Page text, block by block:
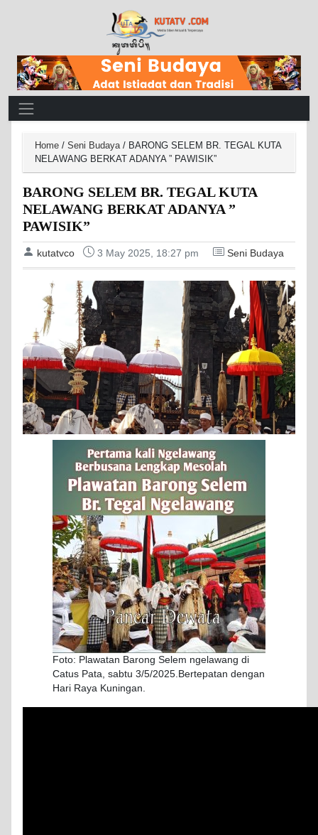
Main Navigation
Home / Seni Budaya / BARONG SELEM BR. TEGAL KUTA
NELAWANG BERKAT ADANYA ” PAWISIK”
BARONG SELEM BR. TEGAL KUTA
NELAWANG BERKAT ADANYA ”
PAWISIK”
kutatvco 3 May 2025, 18:27 pm Seni Budaya
Foto: Plawatan Barong Selem ngelawang di
Catus Pata, sabtu 3/5/2025.Bertepatan dengan
Hari Raya Kuningan.